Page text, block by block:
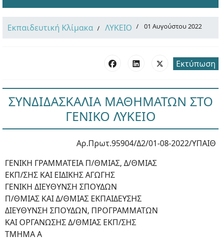
Εκπαιδευτική Κλίμακα ΛΥΚΕΙΟ 01 Αυγούστου 2022
Εκτύπωση
ΣΥΝΔΙΔΑΣΚΑΛΙΑ ΜΑΘΗΜΑΤΩΝ ΣΤΟ
ΓΕΝΙΚΟ ΛΥΚΕΙΟ
Αρ.Πρωτ.95904/Δ2/01-08-2022/ΥΠΑΙΘ
ΓΕΝΙΚΗ ΓΡΑΜΜΑΤΕΙΑ Π/ΘΜΙΑΣ, Δ/ΘΜΙΑΣ
ΕΚΠ/ΣΗΣ ΚΑΙ ΕΙΔΙΚΗΣ ΑΓΩΓΗΣ
ΓΕΝΙΚΗ ΔΙΕΥΘΥΝΣΗ ΣΠΟΥΔΩΝ
Π/ΘΜΙΑΣ ΚΑΙ Δ/ΘΜΙΑΣ ΕΚΠΑΙΔΕΥΣΗΣ
ΔΙΕΥΘΥΝΣΗ ΣΠΟΥΔΩΝ, ΠΡΟΓΡΑΜΜΑΤΩΝ
ΚΑΙ ΟΡΓΑΝΩΣΗΣ Δ/ΘΜΙΑΣ ΕΚΠ/ΣΗΣ
ΤΜΗΜΑ Α